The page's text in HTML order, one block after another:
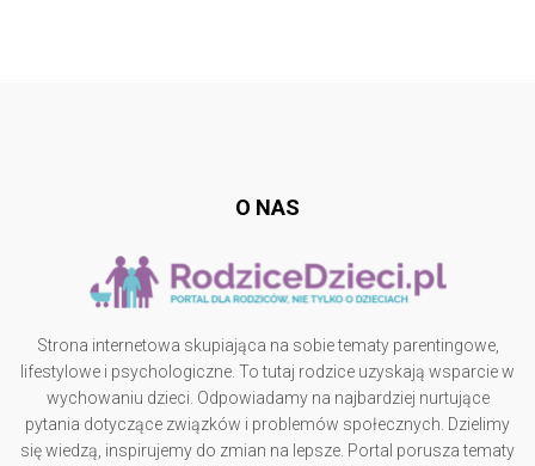
O NAS
Strona internetowa skupiająca na sobie tematy parentingowe,
lifestylowe i psychologiczne. To tutaj rodzice uzyskają wsparcie w
wychowaniu dzieci. Odpowiadamy na najbardziej nurtujące
pytania dotyczące związków i problemów społecznych. Dzielimy
się wiedzą, inspirujemy do zmian na lepsze. Portal porusza tematy